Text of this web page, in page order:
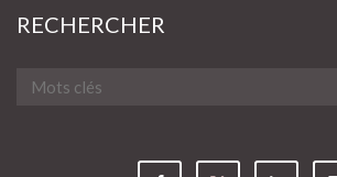
RECHERCHER